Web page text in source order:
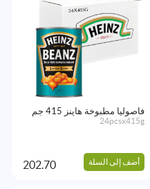
فاصوليا مطبوخة هاينز 415 جم
24pcsx415g
أضف إلى السلة 202.70